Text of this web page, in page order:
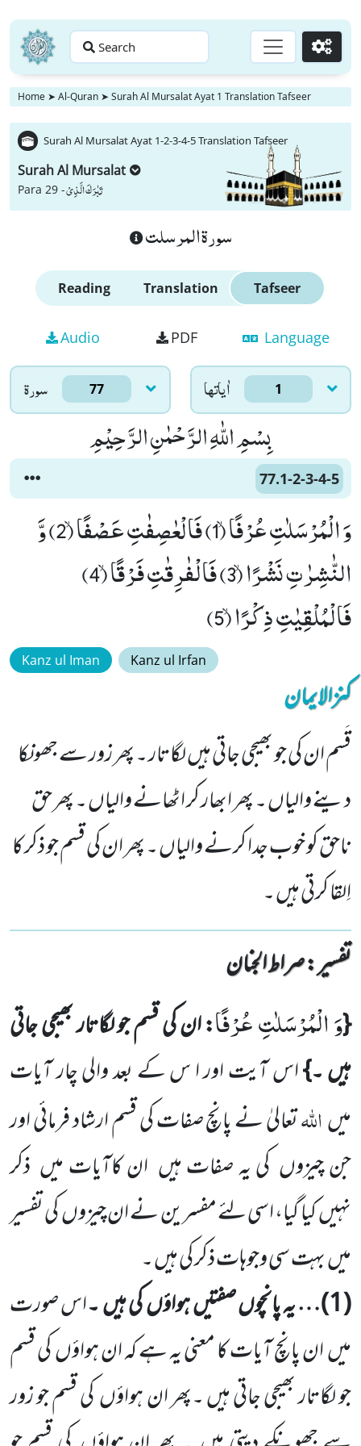
Search Go
Home ➤ Al-Quran ➤ Surah Al Mursalat Ayat 1 Translation Tafseer
Surah Al Mursalat Ayat 1-2-3-4-5 Translation Tafseer
Surah Al Mursalat
Para 29 -تَبٰرَكَ الَّذِیْ
سورة المرسلت
Reading Translation Tafseer
Audio PDF Language
سورۃ 77 اٰياتها 1
بِسْمِ اللّٰهِ الرَّحْمٰنِ الرَّحِیْمِ
77.1-2-3-4-5
وَ الْمُرْسَلٰتِ عُرْفًاۙ (1) فَالْعٰصِفٰتِ عَصْفًاۙ (2) وَّ
النّٰشِرٰتِ نَشْرًاۙ (3) فَالْفٰرِقٰتِ فَرْقًاۙ (4)
فَالْمُلْقِیٰتِ ذِكْرًاۙ (5)
Kanz ul Iman Kanz ul Irfan
کنزالایمان
قَسم ان کی جو بھیجی جاتی ہیں لگاتار ۔ پھر زور سے جھونکا
دینے والیاں ۔ پھر ابھار کر اٹھانے والیاں ۔ پھر حق
ناحق کو خوب جدا کرنے والیاں ۔ پھر ان کی قسم جو ذکر کا
اِلقا کرتی ہیں ۔
تفسیر : ‎صراط الجنان
{وَ الْمُرْسَلٰتِ عُرْفًا: ان کی قسم جو لگاتار بھیجی جاتی
ہیں ۔}اس آیت اور ا س کے بعد والی چار آیات
میںاللّٰہتعالیٰ نے پانچ صفات کی قسم ارشاد فرمائی اور
جن چیزوں کی یہ صفات ہیں ان کاآیات میں ذکر
نہیںکیا گیا، اسی لئے مفسرین نے ان چیزوںکی تفسیر
میںبہت سی وجوہات ذکر کی ہیں ۔
(
1)… یہ پانچوں صفتیںہواؤںکی ہیں۔اس صورت
میںان پانچ آیات کا معنی یہ ہے کہ ان ہواؤںکی قسم
جو لگاتار بھیجی جاتی ہیں ۔پھر ان ہواؤںکی قسم جو زور